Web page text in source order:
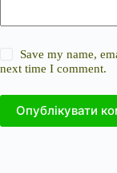
Save my name,
next time I comment.
Опублікувати